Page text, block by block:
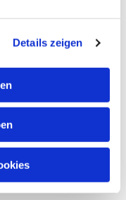
Details zeigen